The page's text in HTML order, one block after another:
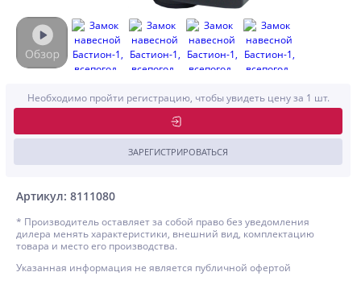
Артикул: 8111080
Необходимо пройти регистрацию, чтобы увидеть цену за 1 шт.
ЗАРЕГИСТРИРОВАТЬСЯ
* Производитель оставляет за собой право без уведомления
дилера менять характеристики, внешний вид, комплектацию
товара и место его производства.
Указанная информация не является публичной офертой